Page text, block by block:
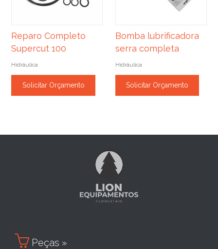
Reparo Completo
Supercut 100
Hidráulica
Solicitar Orçamento
Bomba lubrificadora
serra completa
Hidráulica
Solicitar Orçamento
 Peças »